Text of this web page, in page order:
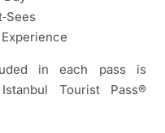
in each pass is
Tourist Pass®